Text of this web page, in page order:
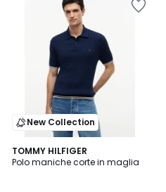
New Collection
TOMMY HILFIGER
Polo maniche corte in maglia